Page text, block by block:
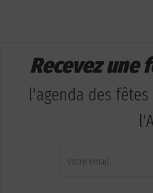
Recevez une
l'agenda des